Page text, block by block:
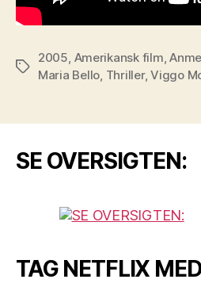
Tags
2005, Amerikansk film,
Maria Bello, Thriller,Viggo
SE OVERSIGTEN:
TAG NETFLIX